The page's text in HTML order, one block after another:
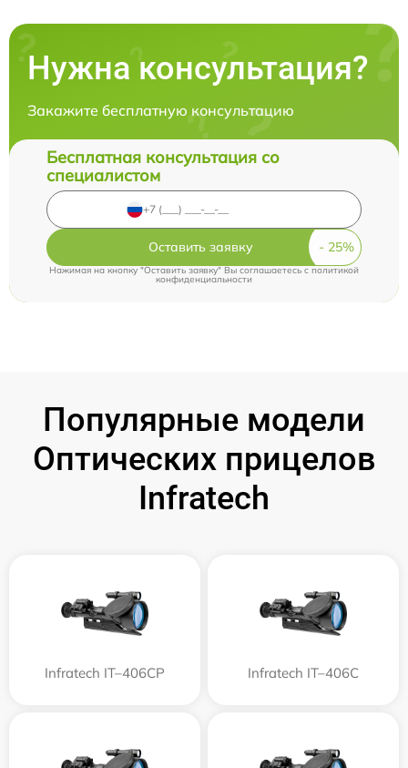
Нужна консультация?
Закажите бесплатную консультацию
Бесплатная консультация со
специалистом
Оставить заявку
Нажимая на кнопку "Оставить заявку" Вы соглашаетесь cполитикой
конфиденциальности
Популярные модели
Оптических прицелов
Infratech
Infratech IT–406СP Infratech IT–406С